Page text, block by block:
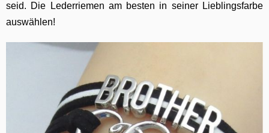
seid. Die Lederriemen am besten in seiner Lieblingsfarbe
auswählen!